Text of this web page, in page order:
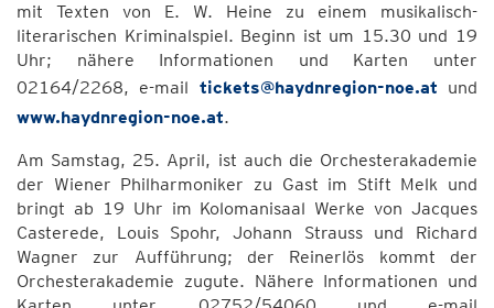
mit Texten von E. W. Heine zu einem musikalisch-
literarischen Kriminalspiel. Beginn ist um 15.30 und 19
Uhr; nähere Informationen und Karten unter
02164/2268, e-mail tickets@haydnregion-noe.at und
www.haydnregion-noe.at.
Am Samstag, 25. April, ist auch die Orchesterakademie
der Wiener Philharmoniker zu Gast im Stift Melk und
bringt ab 19 Uhr im Kolomanisaal Werke von Jacques
Casterede, Louis Spohr, Johann Strauss und Richard
Wagner zur Aufführung; der Reinerlös kommt der
Orchesterakademie zugute. Nähere Informationen und